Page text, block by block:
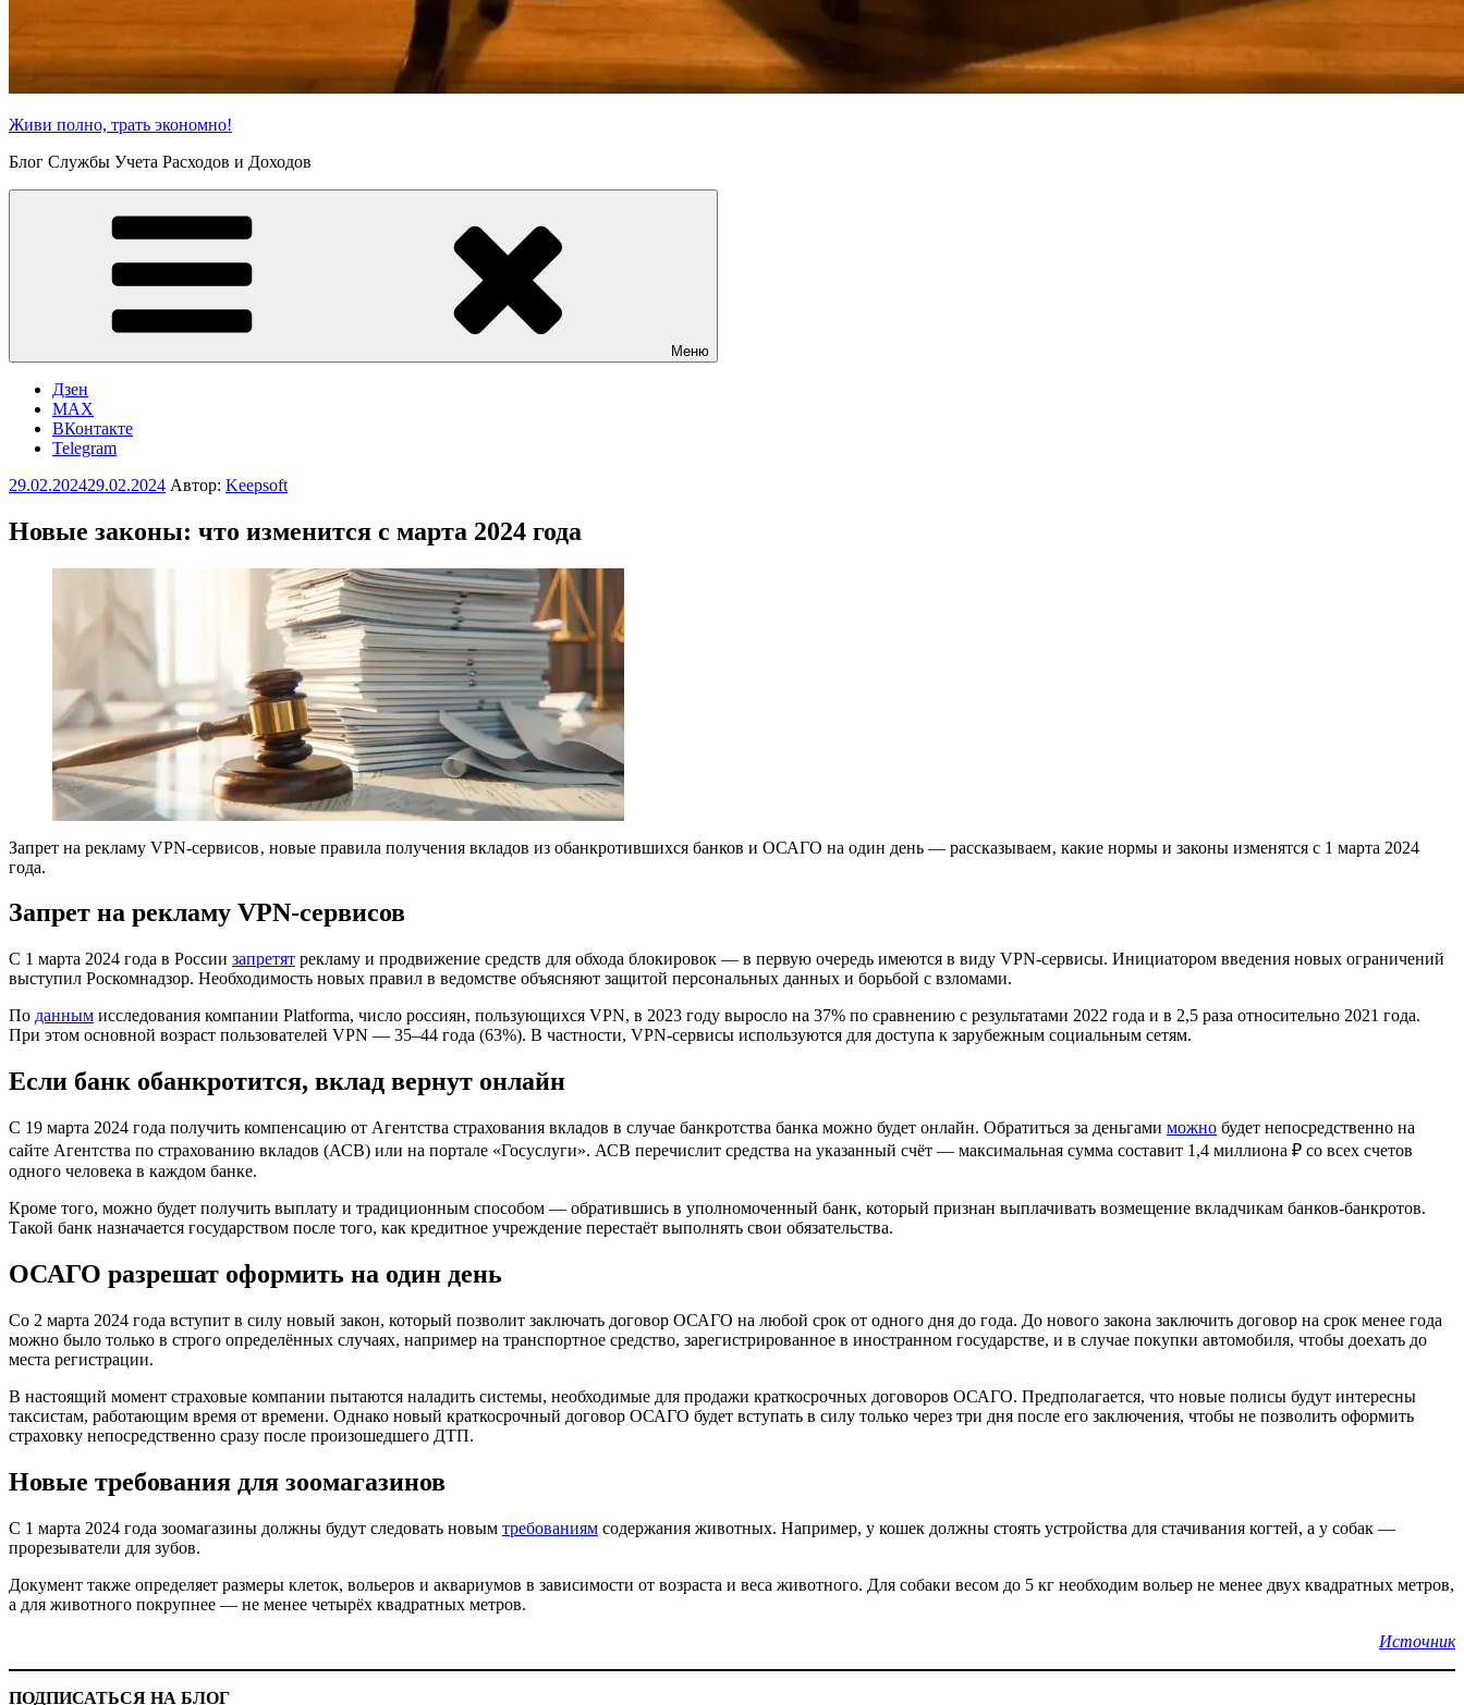
Живи полно, трать экономно!
Блог Службы Учета Расходов и Доходов
Меню
Дзен
MAX
ВКонтакте
Telegram
Опубликовано
29.02.202429.02.2024 Автор: Keepsoft
Новые законы: что изменится с марта 2024 года
Запрет на рекламу VPN-сервисов‚ новые правила получения вкладов из обанкротившихся банков и ОСАГО на один день — рассказываем‚ какие нормы и законы изменятся с 1 марта 2024
года.
Запрет на рекламу VPN-сервисов
С 1 марта 2024 года в России запретят рекламу и продвижение средств для обхода блокировок — в первую очередь имеются в виду VPN-сервисы. Инициатором введения новых ограничений
выступил Роскомнадзор. Необходимость новых правил в ведомстве объясняют защитой персональных данных и борьбой с взломами.
По данным исследования компании Platforma, число россиян, пользующихся VPN, в 2023 году выросло на 37% по сравнению с результатами 2022 года и в 2,5 раза относительно 2021 года.
При этом основной возраст пользователей VPN — 35–44 года (63%). В частности, VPN-сервисы используются для доступа к зарубежным социальным сетям.
Если банк обанкротится, вклад вернут онлайн
С 19 марта 2024 года получить компенсацию от Агентства страхования вкладов в случае банкротства банка можно будет онлайн. Обратиться за деньгами можно будет непосредственно на
сайте Агентства по страхованию вкладов (АСВ) или на портале «Госуслуги». АСВ перечислит средства на указанный счёт — максимальная сумма составит 1,4 миллиона ₽ со всех счетов
одного человека в каждом банке.
Кроме того, можно будет получить выплату и традиционным способом — обратившись в уполномоченный банк, который признан выплачивать возмещение вкладчикам банков-банкротов.
Такой банк назначается государством после того, как кредитное учреждение перестаёт выполнять свои обязательства.
ОСАГО разрешат оформить на один день
Со 2 марта 2024 года вступит в силу новый закон, который позволит заключать договор ОСАГО на любой срок от одного дня до года. До нового закона заключить договор на срок менее года
можно было только в строго определённых случаях, например на транспортное средство, зарегистрированное в иностранном государстве, и в случае покупки автомобиля, чтобы доехать до
места регистрации.
В настоящий момент страховые компании пытаются наладить системы, необходимые для продажи краткосрочных договоров ОСАГО. Предполагается, что новые полисы будут интересны
таксистам, работающим время от времени. Однако новый краткосрочный договор ОСАГО будет вступать в силу только через три дня после его заключения, чтобы не позволить оформить
страховку непосредственно сразу после произошедшего ДТП.
Новые требования для зоомагазинов
С 1 марта 2024 года зоомагазины должны будут следовать новым требованиям содержания животных. Например, у кошек должны стоять устройства для стачивания когтей, а у собак —
прорезыватели для зубов.
Документ также определяет размеры клеток, вольеров и аквариумов в зависимости от возраста и веса животного. Для собаки весом до 5 кг необходим вольер не менее двух квадратных метров,
а для животного покрупнее — не менее четырёх квадратных метров.
Источник
ПОДПИСАТЬСЯ НА БЛОГ